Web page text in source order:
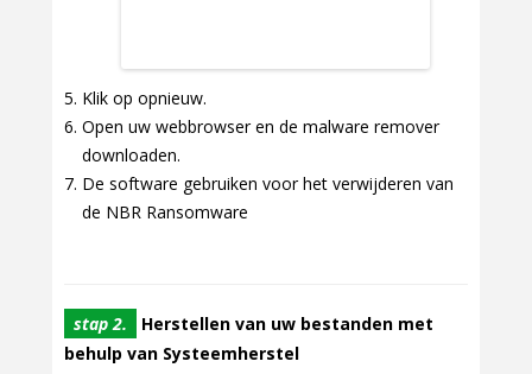
Klik op opnieuw.
Open uw webbrowser en de malware remover
downloaden.
De software gebruiken voor het verwijderen van
de NBR Ransomware
stap 2.
Herstellen van uw bestanden met
behulp van Systeemherstel